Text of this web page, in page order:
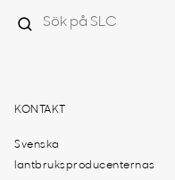
KONTAKT
Svenska
lantbruksproducenternas